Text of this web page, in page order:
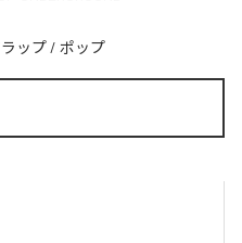
ップ / ポップ